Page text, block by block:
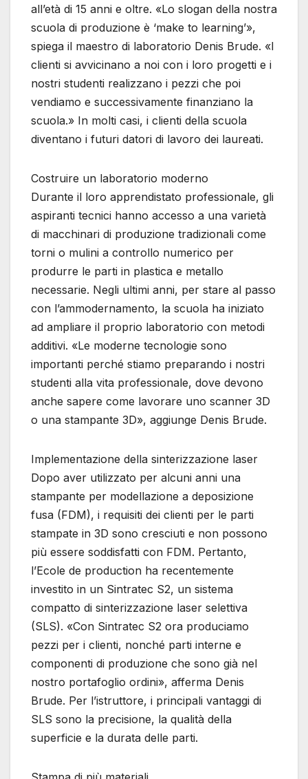
all’età di 15 anni e oltre. «Lo slogan della nostra
scuola di produzione è ‘make to learning’»,
spiega il maestro di laboratorio Denis Brude. «I
clienti si avvicinano a noi con i loro progetti e i
nostri studenti realizzano i pezzi che poi
vendiamo e successivamente finanziano la
scuola.» In molti casi, i clienti della scuola
diventano i futuri datori di lavoro dei laureati.
Costruire un laboratorio moderno
Durante il loro apprendistato professionale, gli
aspiranti tecnici hanno accesso a una varietà
di macchinari di produzione tradizionali come
torni o mulini a controllo numerico per
produrre le parti in plastica e metallo
necessarie. Negli ultimi anni, per stare al passo
con l’ammodernamento, la scuola ha iniziato
ad ampliare il proprio laboratorio con metodi
additivi. «Le moderne tecnologie sono
importanti perché stiamo preparando i nostri
studenti alla vita professionale, dove devono
anche sapere come lavorare uno scanner 3D
o una stampante 3D», aggiunge Denis Brude.
Implementazione della sinterizzazione laser
Dopo aver utilizzato per alcuni anni una
stampante per modellazione a deposizione
fusa (FDM), i requisiti dei clienti per le parti
stampate in 3D sono cresciuti e non possono
più essere soddisfatti con FDM. Pertanto,
l’Ecole de production ha recentemente
investito in un Sintratec S2, un sistema
compatto di sinterizzazione laser selettiva
(SLS). «Con Sintratec S2 ora produciamo
pezzi per i clienti, nonché parti interne e
componenti di produzione che sono già nel
nostro portafoglio ordini», afferma Denis
Brude. Per l’istruttore, i principali vantaggi di
SLS sono la precisione, la qualità della
superficie e la durata delle parti.